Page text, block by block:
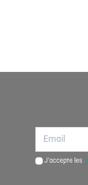
J'accepte les